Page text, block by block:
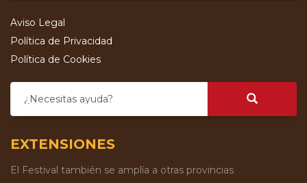
Aviso Legal
Política de Privacidad
Política de Cookies
¿Necesitas ayuda?
EXTENSIONES
El Festival también se amplía a otras provincias